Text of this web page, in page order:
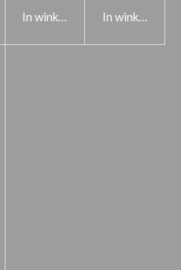
In winkelwagen In